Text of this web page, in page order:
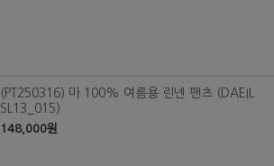
(PT250316) 마 100% 여름용 린넨 팬츠 (DAEIL
SL13_015)
148,000원